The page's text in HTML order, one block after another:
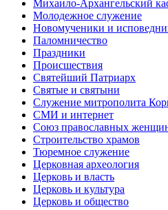
Михаило-Архангельский
Молодежное служение
Новомученики и
Паломничество
Праздники
Происшествия
Святейший Патриарх
Святые и святыни
Служение митрополита
СМИ и интернет
Союз православных
Строительство храмов
Тюремное служение
Церковная археология
Церковь и власть
Церковь и культура
Церковь и общество